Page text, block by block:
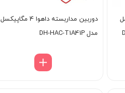
دوربین مداربسته داهوا 4 مگاپیکسل
مدل DH-HAC-T1A41P